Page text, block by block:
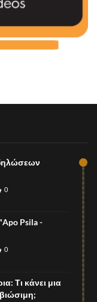
0
Psila -
0
Τι κάνει μια